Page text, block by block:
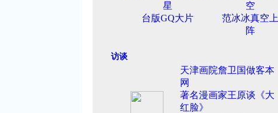
星
空
台版GQ大片
范冰冰真空上
阵
访谈
天津画院詹卫国做客本
网
著名漫画家王原谈《大
红脸》